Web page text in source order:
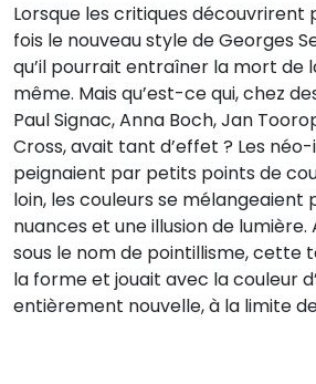
Lorsque les critiques découvrirent
fois le nouveau style de Georges
qu’il pourrait entraîner la mort de
même. Mais qu’est-ce qui, chez
Paul Signac, Anna Boch, Jan
Cross, avait tant d’effet ? Les
peignaient par petits points de
loin, les couleurs se mélangeaient
nuances et une illusion de lumière.
sous le nom de pointillisme, cette
la forme et jouait avec la couleur
entièrement nouvelle, à la limite